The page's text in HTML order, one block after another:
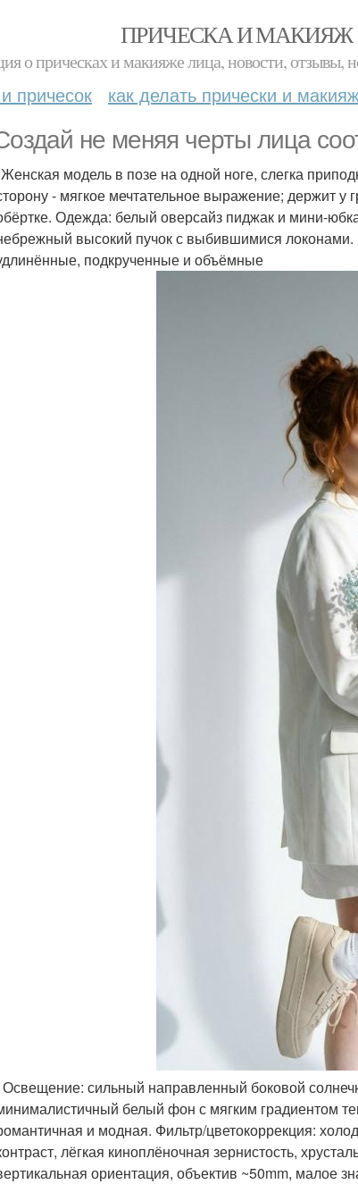
ПРИЧЕСКА И МАКИЯЖ
о прическах и макияже лица, новости, отзывы,
причесок как делать прически и макияж
не меняя черты лица
модель в позе на одной ноге, слегка
- мягкое мечтательное выражение; держит у
Одежда: белый оверсайз пиджак и мини-
высокий пучок с выбившимися
подкрученные и объёмные
Освещение: сильный направленный боковой
белый фон с мягким градиентом
и модная. Фильтр/цветокоррекция:
лёгкая киноплёночная зернистость,
ориентация, объектив ~50mm, малое